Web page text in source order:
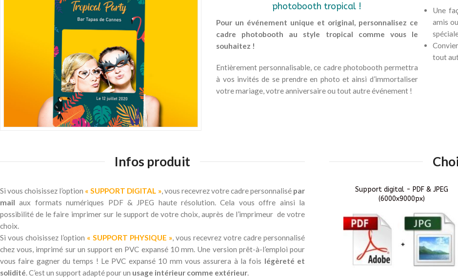
photobooth tropical !
Pour un événement unique et original, personnalisez ce
cadre photobooth au style tropical comme vous le
souhaitez !
Entièrement personnalisable, ce cadre photobooth permettra
à vos invités de se prendre en photo et ainsi d’immortaliser
votre mariage, votre anniversaire ou tout autre événement !
Une
amis
tout
Infos produit
Si vous choisissez l’option « SUPPORT DIGITAL », vous recevrez votre cadre personnalisé par
mail aux formats numériques PDF & JPEG haute résolution. Cela vous offre ainsi la
possibilité de le faire imprimer sur le support de votre choix, auprès de l’imprimeur de votre
choix.
Si vous choisissez l’option « SUPPORT PHYSIQUE », vous recevrez votre cadre personnalisé
chez vous, imprimé sur un support en PVC expansé 10 mm. Une version prêt-à-l’emploi pour
vous faire gagner du temps ! Le PVC expansé 10 mm vous assurera à la fois légèreté et
solidité. C’est un support adapté pour un usage intérieur comme extérieur.
Support digital - PDF & JPEG
(6000x9000px)